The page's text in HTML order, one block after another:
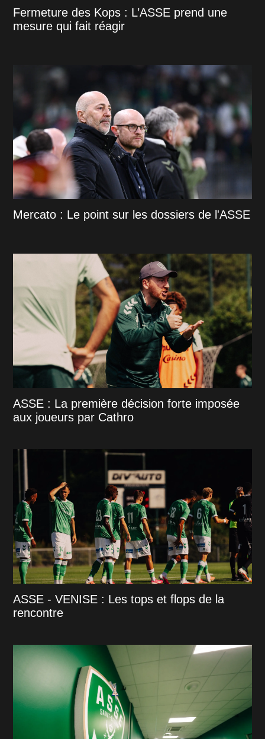
Fermeture des Kops : L’ASSE prend une
mesure qui fait réagir
Mercato : Le point sur les dossiers de l'ASSE
ASSE : La première décision forte imposée
aux joueurs par Cathro
ASSE - VENISE : Les tops et flops de la
rencontre